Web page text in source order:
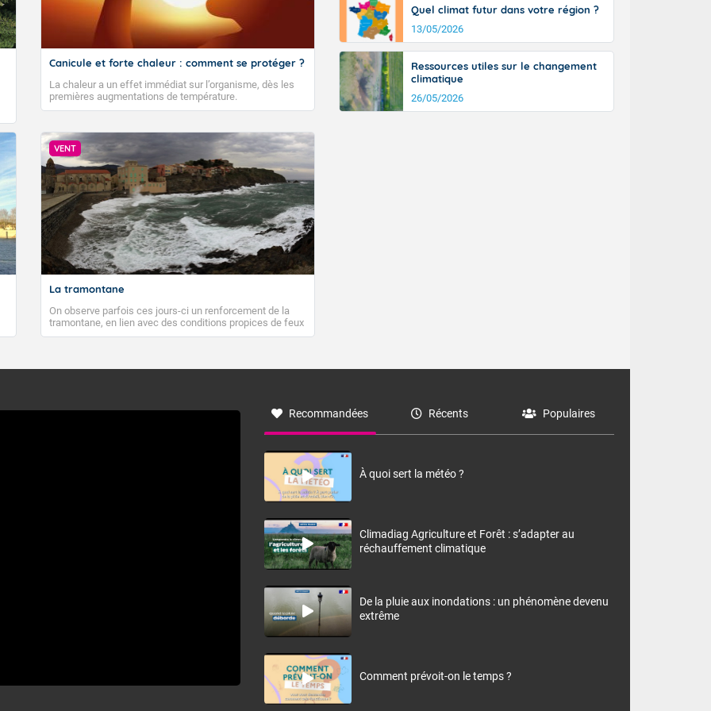
Canicule et forte chaleur : comment se protéger ?
La chaleur a un effet immédiat sur l’organisme, dès les
premières augmentations de température.
VENT
La tramontane
On observe parfois ces jours-ci un renforcement de la
tramontane, en lien avec des conditions propices de feux
de forêt. Mais qu'est-ce que la tramontane ? Quelles sont
à nord-ouest, dans un secteur qui part du Roussillon à la
monts, en allusion aux régions montagneuses d’où
Quel climat futur dans votre région ?
13/05/2026
Ressources utiles sur le changement
climatique
26/05/2026
Recommandées Récents Populaires
À quoi sert la météo ?
Climadiag Agriculture et Forêt : s’adapter au
réchauffement climatique
De la pluie aux inondations : un phénomène devenu
extrême
Comment prévoit-on le temps ?